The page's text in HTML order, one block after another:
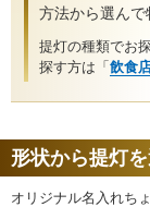
方法から選んで
提灯の種類でお
探す方は「 飲食
形状から提灯
オリジナル名入れち